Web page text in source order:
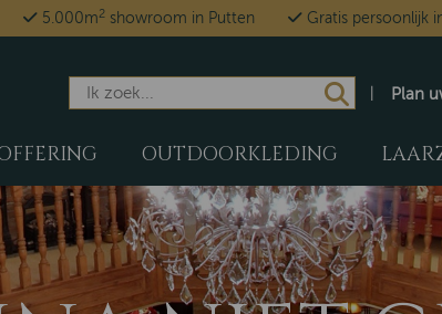
5.000m2 showroom in Putten Gratis persoonlijk
Plan
OUTDOORKLEDING